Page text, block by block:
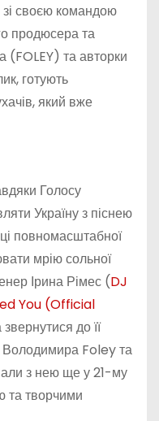
зі своєю командою
продюсера та
(FOLEY) та авторки
готують
який вже
Голосу
Україну з піснею
повномасштабної
мрію сольної
Ірина Рімес (DJ
You (Official
до її
Володимира Foley та
з нею ще у 21-му
та творчими